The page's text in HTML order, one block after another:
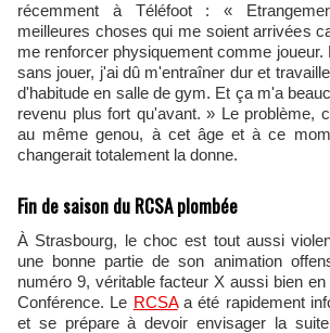
récemment à Téléfoot : «
meilleures choses qui me soient arrivées
me renforcer physiquement comme joueur.
sans jouer, j'ai dû m'entraîner dur et
d'habitude en salle de gym. Et ça m'a
revenu plus fort qu'avant. » Le problème,
au même genou, à cet âge et à ce
changerait totalement la donne.
Fin de saison du RCSA plombée
À Strasbourg, le choc est tout aussi violent. Le club construit
une bonne partie de son animation
numéro 9, véritable facteur X aussi bien en
Conférence. Le RCSAa été rapidement
et se prépare à devoir envisager la